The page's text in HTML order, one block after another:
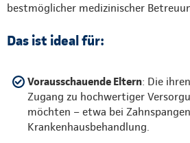
bestmöglicher medizinischer
Das ist ideal für:
Vorausschauende Eltern: Die
Zugang zu hochwertiger
möchten – etwa bei
Krankenhausbehandlung.